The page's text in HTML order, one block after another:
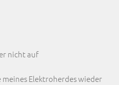
nicht auf
Elektroherdes wieder